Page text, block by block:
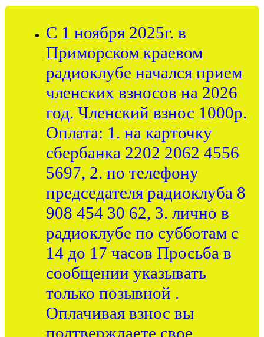
С 1 ноября 2025г. в
Приморском краевом
радиоклубе начался прием
членских взносов на 2026
год. Членский взнос 1000р.
Оплата: 1. на карточку
сбербанка 2202 2062 4556
5697, 2. по телефону
председателя радиоклуба 8
908 454 30 62, 3. лично в
радиоклубе по субботам с
14 до 17 часов Просьба в
сообщении указывать
только позывной .
Оплачивая взнос вы
подтверждаете свое